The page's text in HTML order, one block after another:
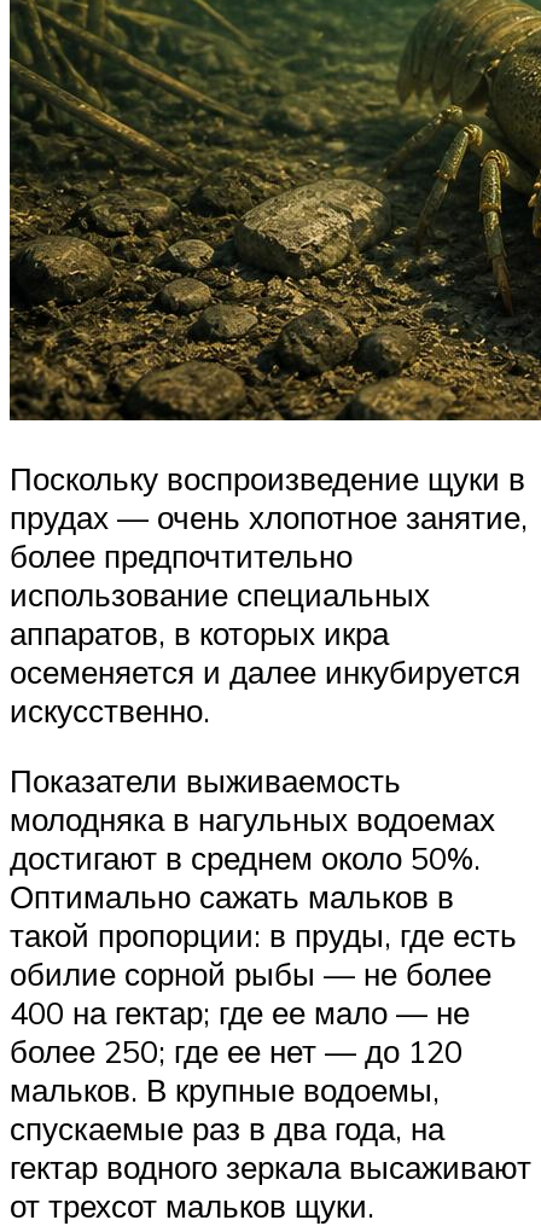
Поскольку воспроизведение щуки в
прудах — очень хлопотное занятие,
более предпочтительно
использование специальных
аппаратов, в которых икра
осеменяется и далее инкубируется
искусственно.
Показатели выживаемость
молодняка в нагульных водоемах
достигают в среднем около 50%.
Оптимально сажать мальков в
такой пропорции: в пруды, где есть
обилие сорной рыбы — не более
400 на гектар; где ее мало — не
более 250; где ее нет — до 120
мальков. В крупные водоемы,
спускаемые раз в два года, на
гектар водного зеркала высаживают
от трехсот мальков щуки.